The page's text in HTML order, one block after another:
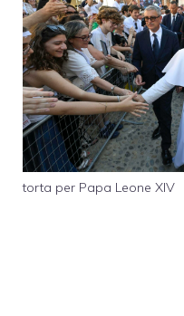
torta per Papa Leone XIV